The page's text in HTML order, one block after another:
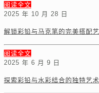
阅读全文
2025 年 10 月 28 日
解锁彩铅与马克笔的完美搭配
阅读全文
2025 年 6 月 9 日
探索彩铅与水彩结合的独特艺